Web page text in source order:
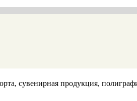
сувенирная продукция,